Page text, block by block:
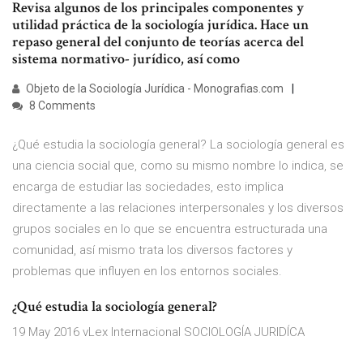
Revisa algunos de los principales componentes y
utilidad práctica de la sociología jurídica. Hace un
repaso general del conjunto de teorías acerca del
sistema normativo- jurídico, así como
Objeto de la Sociología Jurídica - Monografias.com
8 Comments
¿Qué estudia la sociología general? La sociología general es
una ciencia social que, como su mismo nombre lo indica, se
encarga de estudiar las sociedades, esto implica
directamente a las relaciones interpersonales y los diversos
grupos sociales en lo que se encuentra estructurada una
comunidad, así mismo trata los diversos factores y
problemas que influyen en los entornos sociales.
¿Qué estudia la sociología general?
19 May 2016 vLex Internacional SOCIOLOGÍA JURIDÍCA